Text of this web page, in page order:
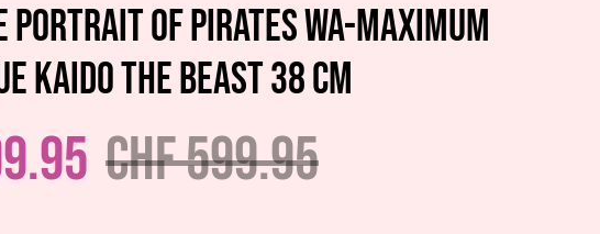
Portrait Of Pirates WA-MAXIMUM
Kaido the Beast 38 cm
CHF 599.95